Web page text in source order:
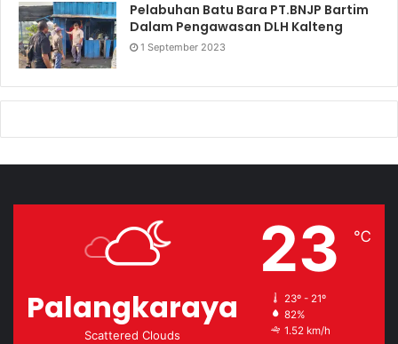
Pelabuhan Batu Bara PT.BNJP Bartim
Dalam Pengawasan DLH Kalteng
1 September 2023
Palangkaraya
Scattered Clouds
23 ℃
23º - 21º
82%
1.52 km/h